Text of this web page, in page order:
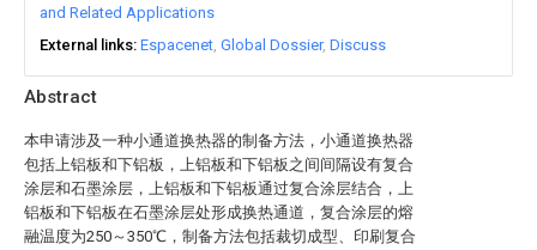
Abstract
本申请涉及一种小通道换热器的制备方法，小通道换热器
包括上铝板和下铝板，上铝板和下铝板之间间隔设有复合
涂层和石墨涂层，上铝板和下铝板通过复合涂层结合，上
铝板和下铝板在石墨涂层处形成换热通道，复合涂层的熔
融温度为250～350℃，制备方法包括裁切成型、印刷复合
and Related Applications
External links Espacenet Global Dossier Discuss